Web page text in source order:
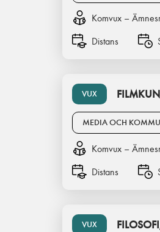
Komvux –
Distans
VUX
MEDIA OCH
Komvux –
Distans
VUX